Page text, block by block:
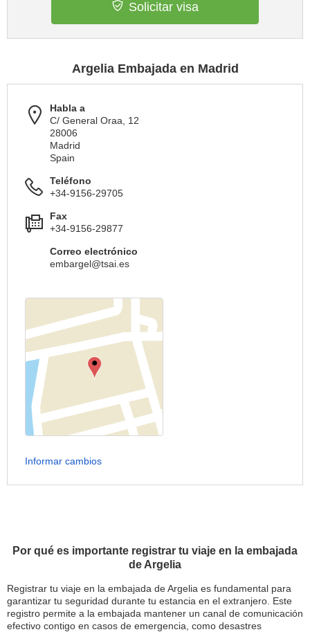
Por qué es importante registrar tu viaje en la embajada
de Argelia
Registrar tu viaje en la embajada de Argelia es fundamental para
garantizar tu seguridad durante tu estancia en el extranjero. Este
registro permite a la embajada mantener un canal de comunicación
efectivo contigo en casos de emergencia, como desastres
Solicitar visa
Argelia Embajada en Madrid
Habla a
C/ General Oraa, 12
28006
Madrid
Spain
Teléfono
+34-9156-29705
Fax
+34-9156-29877
Correo electrónico
embargel@tsai.es
Informar cambios